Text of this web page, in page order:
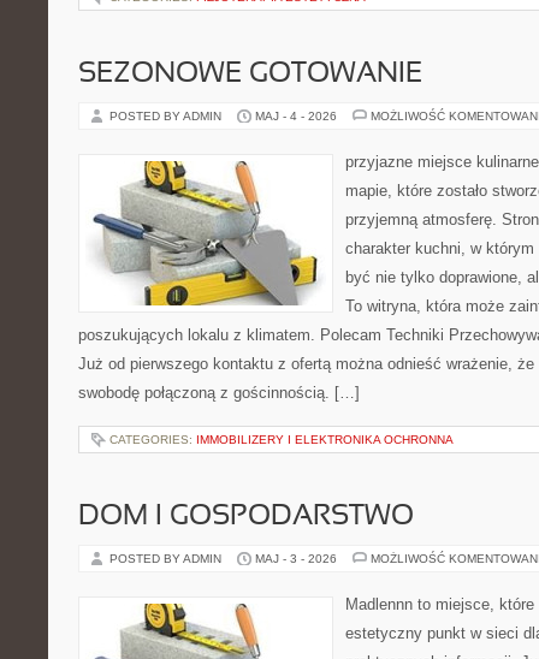
SEZONOWE GOTOWANIE
POSTED BY ADMIN MAJ - 4 - 2026 MOŻLIWOŚĆ
przyjazne miejsce
mapie, które zostało
przyjemną atmosferę.
charakter kuchni, w
być nie tylko doprawione,
To witryna, która może
poszukujących lokalu z klimatem. Polecam Techniki
Już od pierwszego kontaktu z ofertą można odnieść wrażenie,
swobodę połączoną z gościnnością. […]
CATEGORIES: IMMOBILIZERY I ELEKTRONIKA OCHRONNA
DOM I GOSPODARSTWO
POSTED BY ADMIN MAJ - 3 - 2026 MOŻLIWOŚĆ
Madlennn to miejsce,
estetyczny punkt w sieci